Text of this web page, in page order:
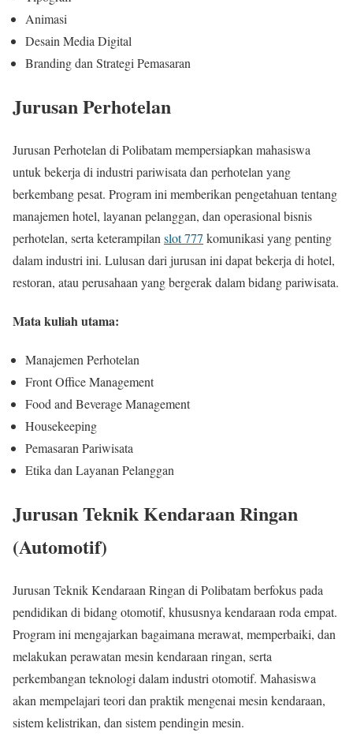
Animasi
Desain Media Digital
Branding dan Strategi Pemasaran
Jurusan Perhotelan
Jurusan Perhotelan di Polibatam mempersiapkan mahasiswa
untuk bekerja di industri pariwisata dan perhotelan yang
berkembang pesat. Program ini memberikan pengetahuan tentang
manajemen hotel, layanan pelanggan, dan operasional bisnis
perhotelan, serta keterampilan slot 777 komunikasi yang penting
dalam industri ini. Lulusan dari jurusan ini dapat bekerja di hotel,
restoran, atau perusahaan yang bergerak dalam bidang pariwisata.
Mata kuliah utama:
Manajemen Perhotelan
Front Office Management
Food and Beverage Management
Housekeeping
Pemasaran Pariwisata
Etika dan Layanan Pelanggan
Jurusan Teknik Kendaraan Ringan
(Automotif)
Jurusan Teknik Kendaraan Ringan di Polibatam berfokus pada
pendidikan di bidang otomotif, khususnya kendaraan roda empat.
Program ini mengajarkan bagaimana merawat, memperbaiki, dan
melakukan perawatan mesin kendaraan ringan, serta
perkembangan teknologi dalam industri otomotif. Mahasiswa
akan mempelajari teori dan praktik mengenai mesin kendaraan,
sistem kelistrikan, dan sistem pendingin mesin.